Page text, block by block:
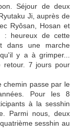
Séjour de deux
Ji, auprès de
Ryôsan, Hosan et
: heureux de cette
dans une marche
y a à grimper...
retour. 7 jours pour
chemin passe par le
Pour les 8
à la sesshin
Parmi nous, deux
sesshin au